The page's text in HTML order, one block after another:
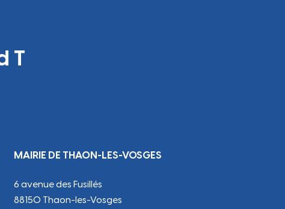
T
MAIRIE DE THAON-LES-VOSGES
6 avenue des Fusillés
88150 Thaon-les-Vosges